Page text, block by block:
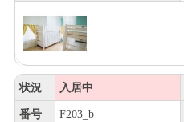
状況 入居中
番号 F203_b